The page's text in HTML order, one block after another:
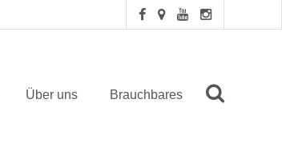
Über uns Brauchbares